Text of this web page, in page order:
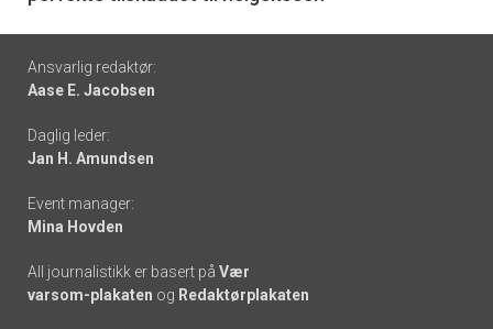
Footer
-
links
Ansvarlig redaktør:
Aase E. Jacobsen
Daglig leder:
Jan H. Amundsen
Event manager:
Mina Hovden
All journalistikk er basert på Vær
varsom-plakaten og Redaktørplakaten